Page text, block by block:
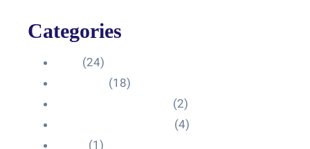
Categories
(24)
(18)
(2)
(4)
(1)